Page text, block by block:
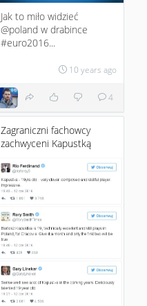
Jak to miło widzieć
@poland w drabince
#euro2016...
10 years ago
4
Zagraniczni fachowcy
zachwyceni Kapustką